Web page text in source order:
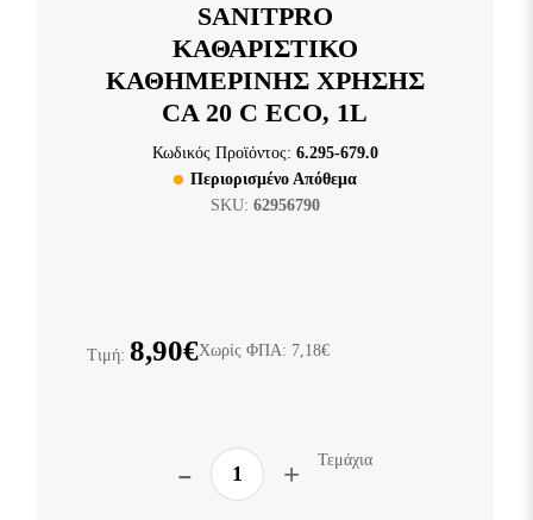
SANITPRO
ΚΑΘΑΡΙΣΤΙΚΟ
ΚΑΘΗΜΕΡΙΝΗΣ ΧΡΗΣΗΣ
CA 20 C ECO, 1L
Κωδικός Προϊόντος: 6.295-679.0
Περιορισμένο Απόθεμα
SKU: 62956790
Τιμή:8,90€Χωρίς ΦΠΑ: 7,18€
Τεμάχια